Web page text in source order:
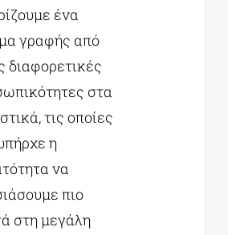
ένα
γραφής από
διαφορετικές
στα
τις οποίες
η
να
πιο
στη μεγάλη